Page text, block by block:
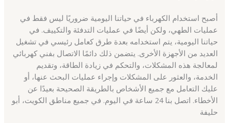
أصبح استخدام الكهرباء في حياتنا اليومية ضروريًا ليس فقط في
عمليات الطهي، ولكن أيضًا في عمليات التدفئة والتكييف. في
حياتنا اليومية، يتم استخدامه بعدة طرق كعامل رئيسي في تشغيل
العديد من الأجهزة الأخرى. يتضمن ذلك دائمًا الاتصال بفني كهربائي
لمعالجة هذه المشكلات، والتحكم في زيادة الطاقة، وتقديم
الخدمة، والعثور على المشكلات وإجراء عمليات البحث عنها، أو
عليك التعامل مع جميع الأشخاص بالطريقة الصحيحة بعيدًا عن
الأخطاء. اتصل بنا 24 ساعة في اليوم. في جميع مناطق الكويت، أبو
حليفة